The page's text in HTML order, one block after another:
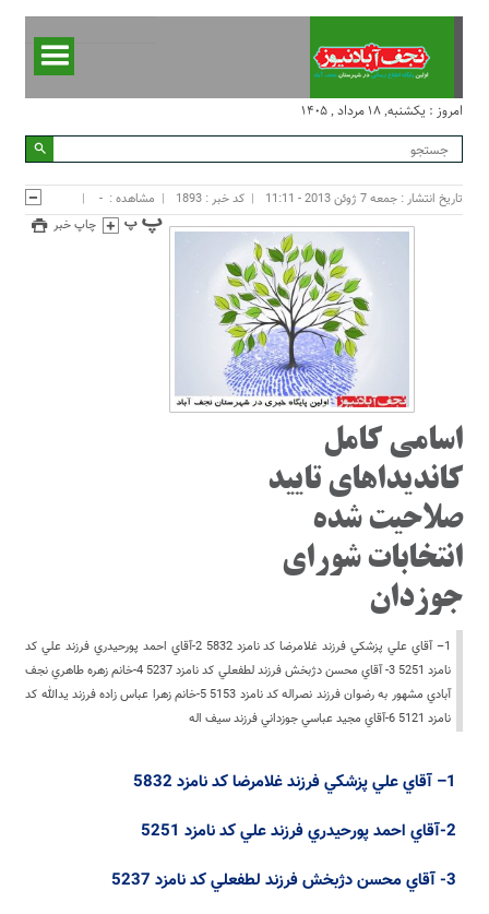
امروز : یکشنبه, ۱۸ مرداد , ۱۴۰۵
تاریخ انتشار : جمعه 7 ژوئن 2013 - 11:11 کد خبر : 1893 مشاهده : -
چاپ خبر
اسامی کامل
کاندیداهای تایید
صلاحیت شده
انتخابات شورای
جوزدان
1– آقاي علي پزشكي فرزند غلامرضا كد نامزد 5832 2-آقاي احمد پورحيدري فرزند علي كد
نامزد 5251 3- آقاي محسن دژبخش فرزند لطفعلي كد نامزد 5237 4-خانم زهره طاهري نجف
آبادي مشهور به رضوان فرزند نصراله كد نامزد 5153 5-خانم زهرا عباس زاده فرزند يدالله كد
نامزد 5121 6-آقاي مجيد عباسي جوزداني فرزند سيف اله
1
– آقايعليپزشكيفرزندغلامرضاكدنامزد5832
2-آقاي
احمدپورحيدريفرزندعليكدنامزد5251
3- آقايمحسندژبخشفرزند لطفعليكدنامزد5237